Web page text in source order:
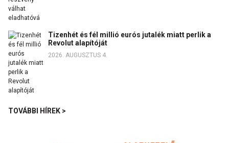
Tizenhét és fél millió eurós jutalék miatt perlik a
Revolut alapítóját
2026. AUGUSZTUS 4.
TOVÁBBI HÍREK >